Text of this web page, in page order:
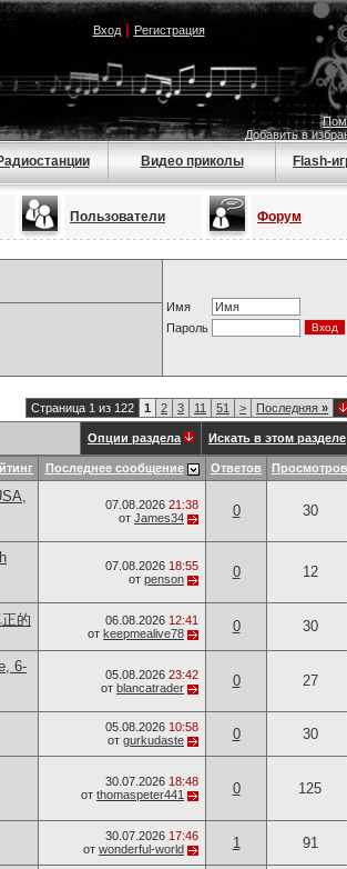
Вход| Регистрация
Добавить в
Видео приколы Flash-
Пользователи Форум
Имя
Пароль
Страница 1 из 122 1 2 3 11 51 > Последняя »
Опции раздела Искать в этом разделе
Последнее сообщение Ответов Просмотров
07.08.2026 21:38
от James34 0 30
07.08.2026 18:55
от penson 0 12
的 06.08.2026 12:41
от keepmealive78 0 30
6-
05.08.2026 23:42
от blancatrader 0 27
05.08.2026 10:58
от gurkudaste 0 30
30.07.2026 18:48
от thomaspeter441 0 125
30.07.2026 17:46
от wonderful-world 1 91